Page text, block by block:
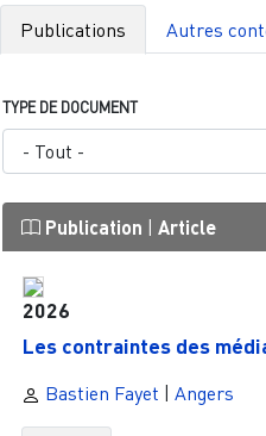
Publications Autres
TYPE DE DOCUMENT
Publication | Article
2026
Les contraintes des
Bastien Fayet | Angers